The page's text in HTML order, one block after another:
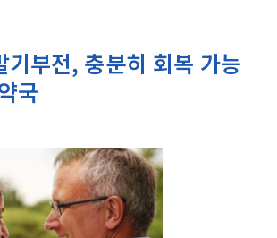
기부전, 충분히 회복 가능
국